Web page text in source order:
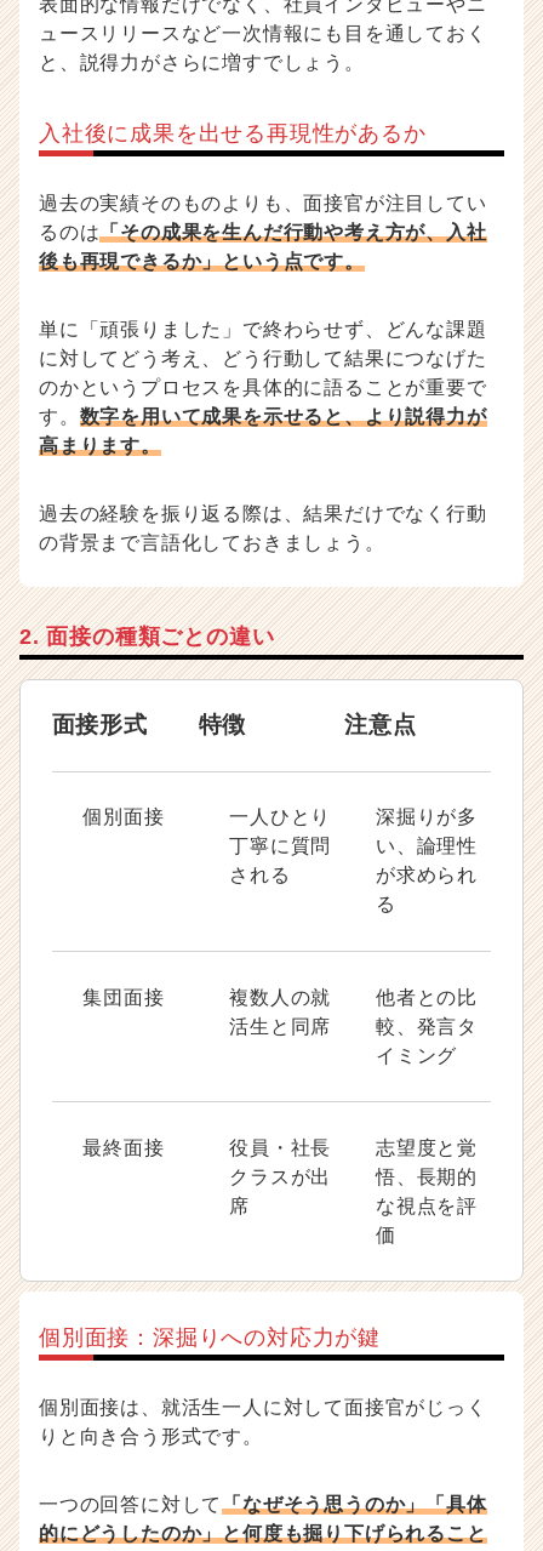
ュースリリースなど一次情報にも目を通しておく
と、説得力がさらに増すでしょう。
入社後に成果を出せる再現性があるか
過去の実績そのものよりも、面接官が注目してい
るのは「その成果を生んだ行動や考え方が、入社
後も再現できるか」という点です。
単に「頑張りました」で終わらせず、どんな課題
に対してどう考え、どう行動して結果につなげた
のかというプロセスを具体的に語ることが重要で
す。 数字を用いて成果を示せると、より説得力が
高まります。
過去の経験を振り返る際は、結果だけでなく行動
の背景まで言語化しておきましょう。
2. 面接の種類ごとの違い
面接形式 特徴 注意点
個別面接
一人ひとり
丁寧に質問
される
深掘りが多
い、論理性
が求められ
る
集団面接
複数人の就
活生と同席
他者との比
較、発言タ
イミング
最終面接
役員・社長
クラスが出
席
志望度と覚
悟、長期的
な視点を評
価
個別面接：深掘りへの対応力が鍵
個別面接は、就活生一人に対して面接官がじっく
りと向き合う形式です。
一つの回答に対して「なぜそう思うのか」「具体
的にどうしたのか」と何度も掘り下げられること